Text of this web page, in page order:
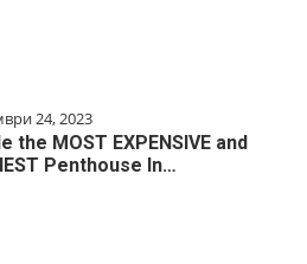
24, 2023
the MOST EXPENSIVE and
Penthouse In…